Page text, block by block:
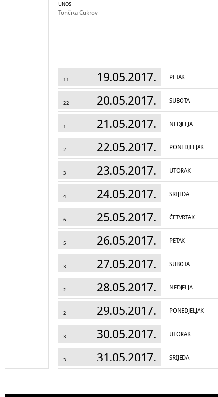
UNOS
Tončika Cukrov
11 19.05.2017. PETAK
22 20.05.2017. SUBOTA
1 21.05.2017. NEDJELJA
2 22.05.2017. PONEDJELJAK
3 23.05.2017. UTORAK
4 24.05.2017. SRIJEDA
6 25.05.2017. ČETVRTAK
5 26.05.2017. PETAK
3 27.05.2017. SUBOTA
2 28.05.2017. NEDJELJA
2 29.05.2017. PONEDJELJAK
3 30.05.2017. UTORAK
3 31.05.2017. SRIJEDA